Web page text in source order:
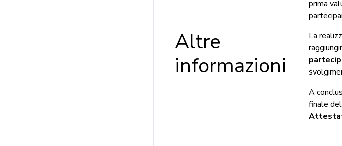
Altre
informazioni
prima
La
A
finale